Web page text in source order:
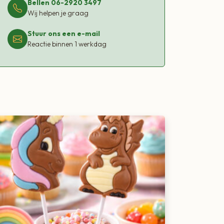
Bellen 06-2920 3497
Wij helpen je graag
Stuur ons een e-mail
Reactie binnen 1 werkdag